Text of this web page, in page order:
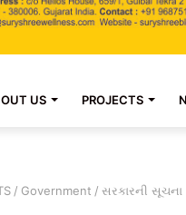
US PROJECTS
/ Government / સરકારની સૂચના